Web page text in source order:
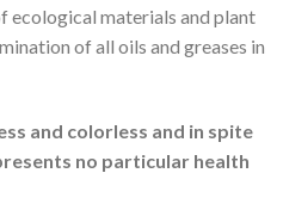
ecological materials and plant
of all oils and greases in
and colorless and in spite
no particular health